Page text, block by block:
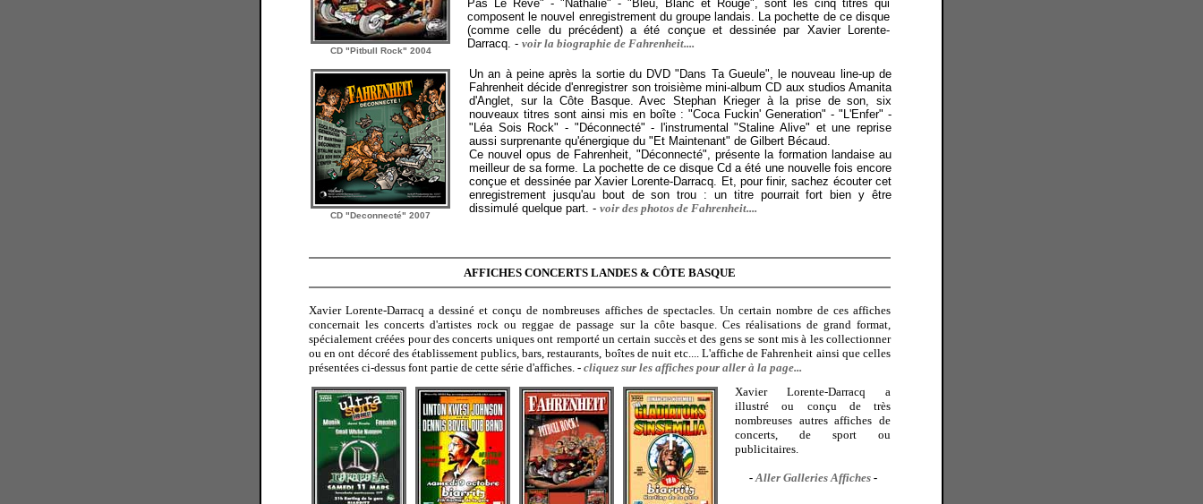
CD "Pitbull Rock" 2004
Pas Le Rêve" - "Nathalie" - "Bleu, Blanc et Rouge", sont les cinq titres qui
composent le nouvel enregistrement du groupe landais. La pochette de ce disque
(comme celle du précédent) a été conçue et dessinée par Xavier Lorente-
Darracq. - voir la biographie de Fahrenheit....
CD "Deconnecté" 2007
Un an à peine après la sortie du DVD "Dans Ta Gueule", le nouveau line-up de
Fahrenheit décide d'enregistrer son troisième mini-album CD aux studios Amanita
d'Anglet, sur la Côte Basque. Avec Stephan Krieger à la prise de son, six
nouveaux titres sont ainsi mis en boîte : "Coca Fuckin' Generation" - "L'Enfer" -
"Léa Sois Rock" - "Déconnecté" - l'instrumental "Staline Alive" et une reprise
aussi surprenante qu'énergique du "Et Maintenant" de Gilbert Bécaud.
Ce nouvel opus de Fahrenheit, "Déconnecté", présente la formation landaise au
meilleur de sa forme. La pochette de ce disque Cd a été une nouvelle fois encore
conçue et dessinée par Xavier Lorente-Darracq. Et, pour finir, sachez écouter cet
enregistrement jusqu'au bout de son trou : un titre pourrait fort bien y être
dissimulé quelque part. - voir des photos de Fahrenheit....
AFFICHES CONCERTS LANDES & CÔTE BASQUE
Xavier Lorente-Darracq a dessiné et conçu de nombreuses affiches de spectacles. Un certain nombre de ces affiches
concernait les concerts d'artistes rock ou reggae de passage sur la côte basque. Ces réalisations de grand format,
spécialement créées pour des concerts uniques ont remporté un certain succès et des gens se sont mis à les collectionner
ou en ont décoré des établissement publics, bars, restaurants, boîtes de nuit etc.... L'affiche de Fahrenheit ainsi que celles
présentées ci-dessus font partie de cette série d'affiches. - cliquez sur les affiches pour aller à la page...
Xavier Lorente-Darracq a
illustré ou conçu de très
nombreuses autres affiches de
concerts, de sport ou
publicitaires.
-Aller Galleries Affiches-